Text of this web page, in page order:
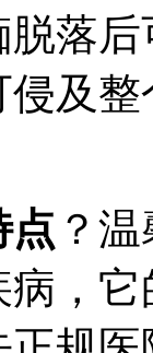
落
及
点 ？
，